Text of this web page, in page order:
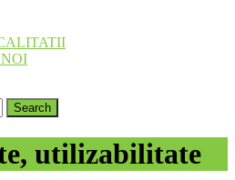
utilizabilitate